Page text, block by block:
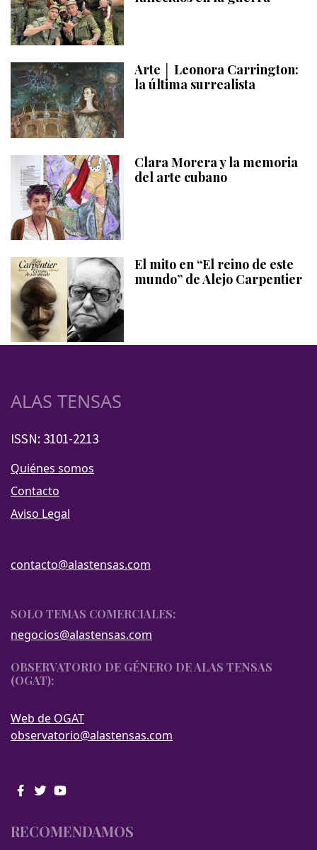
Arte │ Leonora Carrington:
la última surrealista
Clara Morera y la memoria
del arte cubano
El mito en “El reino de este
mundo” de Alejo Carpentier
ALAS TENSAS
ISSN: 3101-2213
Quiénes somos
Contacto
Aviso Legal
contacto@alastensas.com
SOLO TEMAS COMERCIALES:
negocios@alastensas.com
OBSERVATORIO DE GÉNERO DE ALAS TENSAS
(OGAT):
Web de OGAT
observatorio@alastensas.com
RECOMENDAMOS